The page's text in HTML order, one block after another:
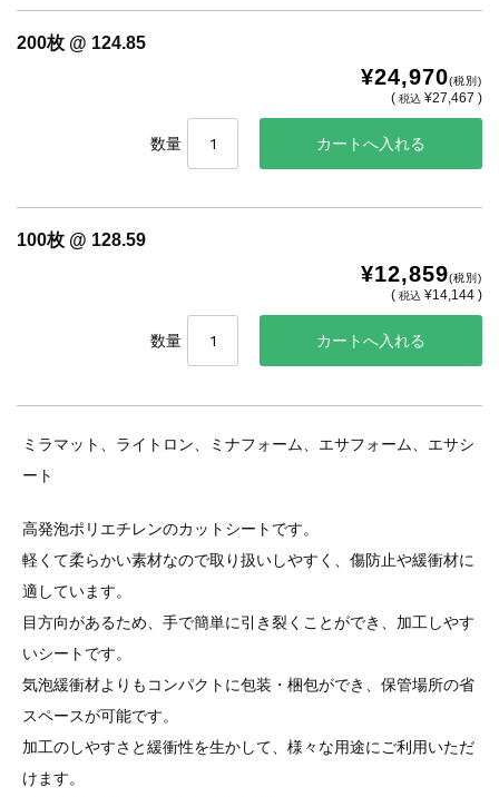
200枚 @ 124.85
¥24,970(税別)
(税込 ¥27,467 )
数量
100枚 @ 128.59
¥12,859(税別)
(税込 ¥14,144 )
数量
ミラマット、ライトロン、ミナフォーム、エサフォーム、エサシ
ート
高発泡ポリエチレンのカットシートです。
軽くて柔らかい素材なので取り扱いしやすく、傷防止や緩衝材に
適しています。
目方向があるため、手で簡単に引き裂くことができ、加工しやす
いシートです。
気泡緩衝材よりもコンパクトに包装・梱包ができ、保管場所の省
スペースが可能です。
加工のしやすさと緩衝性を生かして、様々な用途にご利用いただ
けます。